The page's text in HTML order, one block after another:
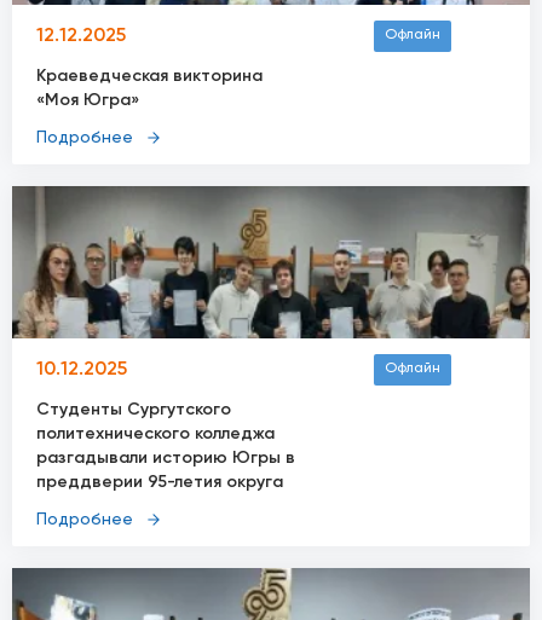
12.12.2025 Офлайн
Краеведческая викторина
«Моя Югра»
Подробнее
10.12.2025 Офлайн
Студенты Сургутского
политехнического колледжа
разгадывали историю Югры в
преддверии 95-летия округа
Подробнее